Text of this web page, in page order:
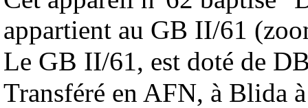
appartient au GB II/61
Le GB II/61, est doté de
Transféré en AFN, à Blida